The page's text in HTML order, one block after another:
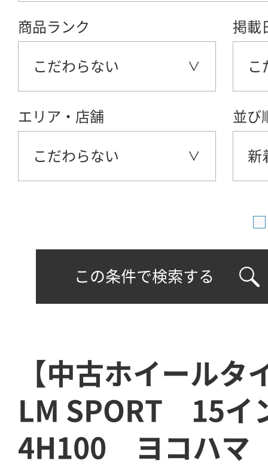
商品ランク
こだわらない
掲載
こ
エリア・店舗
こだわらない
並び
新
この条件で検索する
【中古ホイールタ
LM SPORT 15イ
4H100 ヨコハ